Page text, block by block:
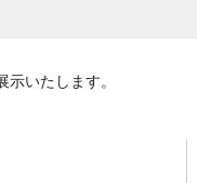
いたします。